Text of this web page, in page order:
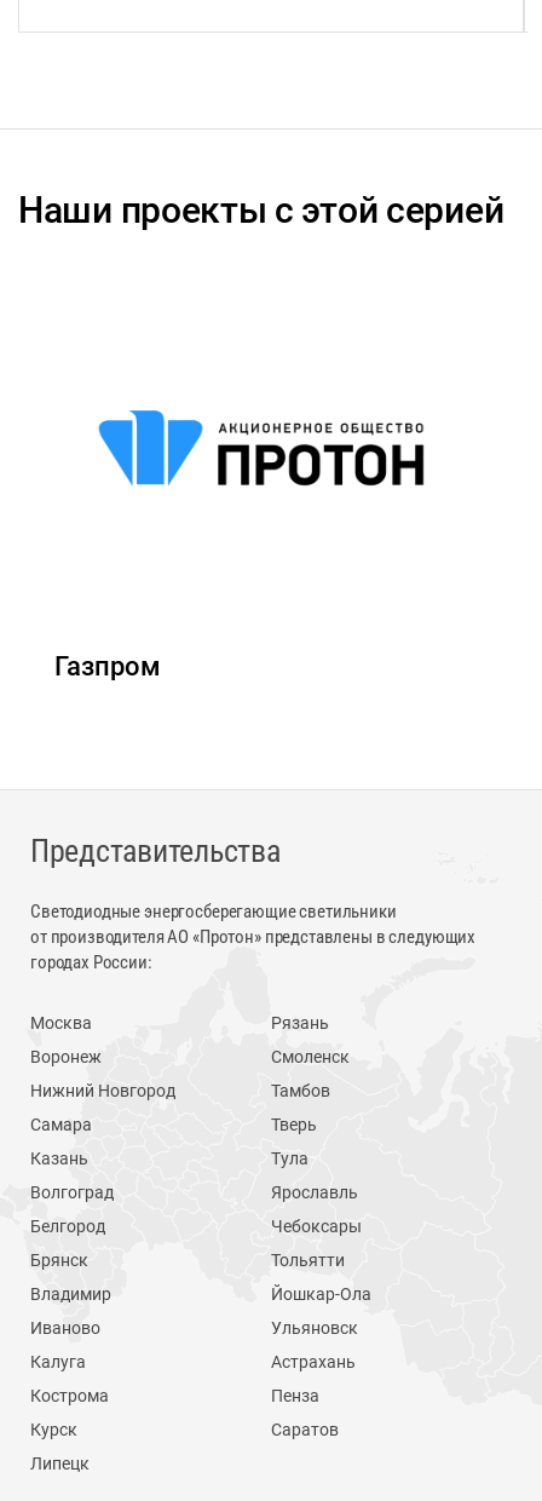
Наши проекты с этой серией
Газпром
Представительства
Светодиодные энергосберегающие светильники
от производителя АО «Протон» представлены в следующих
городах России:
Москва
Воронеж
Нижний Новгород
Самара
Казань
Волгоград
Белгород
Брянск
Владимир
Иваново
Калуга
Кострома
Курск
Липецк
Рязань
Смоленск
Тамбов
Тверь
Тула
Ярославль
Чебоксары
Тольятти
Йошкар-Ола
Ульяновск
Астрахань
Пенза
Саратов